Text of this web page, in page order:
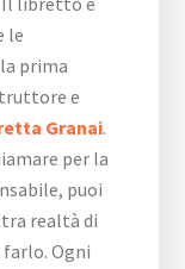
le
prima
e
Granai.
per la
puoi
realtà di
Ogni